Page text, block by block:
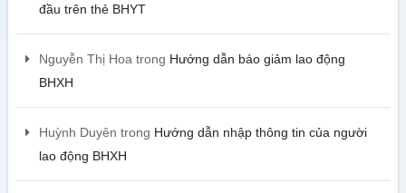
đầu trên thẻ BHYT
Nguyễn Thị Hoa trong Hướng dẫn báo giảm lao động
BHXH
Huỳnh Duyên trong Hướng dẫn nhập thông tin của người
lao động BHXH